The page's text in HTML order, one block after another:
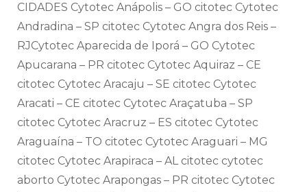
CIDADES Cytotec Anápolis – GO citotec Cytotec
Andradina – SP citotec Cytotec Angra dos Reis –
RJCytotec Aparecida de Iporá – GO Cytotec
Apucarana – PR citotec Cytotec Aquiraz – CE
citotec Cytotec Aracaju – SE citotec Cytotec
Aracati – CE citotec Cytotec Araçatuba – SP
citotec Cytotec Aracruz – ES citotec Cytotec
Araguaína – TO citotec Cytotec Araguari – MG
citotec Cytotec Arapiraca – AL citotec cytotec
aborto Cytotec Arapongas – PR citotec Cytotec